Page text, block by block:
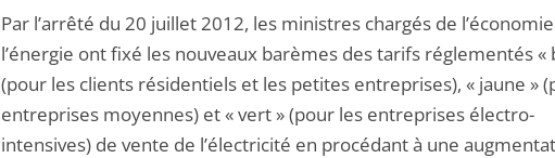
Par l’arrêté du 20 juillet 2012, les ministres chargés de
l’énergie ont fixé les nouveaux barèmes des tarifs réglementés «
(pour les clients résidentiels et les petites entreprises), « jaune »
entreprises moyennes) et « vert » (pour les entreprises électro-
intensives) de vente de l’électricité en procédant à une